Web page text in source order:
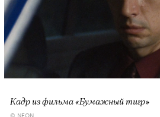
Кадр из фильма «Бумажный тигр»
© NEON